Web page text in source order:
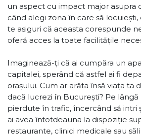
un aspect cu impact major asupra
când alegi zona în care să
te asiguri că aceasta corespunde
oferă acces la toate facilitățile
Imaginează-ți că ai cumpăra un
capitalei, sperând că astfel ai fi
orașului. Cum ar arăta însă viața ta
dacă lucrezi în București? Pe
pierdute în trafic, încercând să intri
ai avea întotdeauna la dispoziție
restaurante, clinici medicale sau